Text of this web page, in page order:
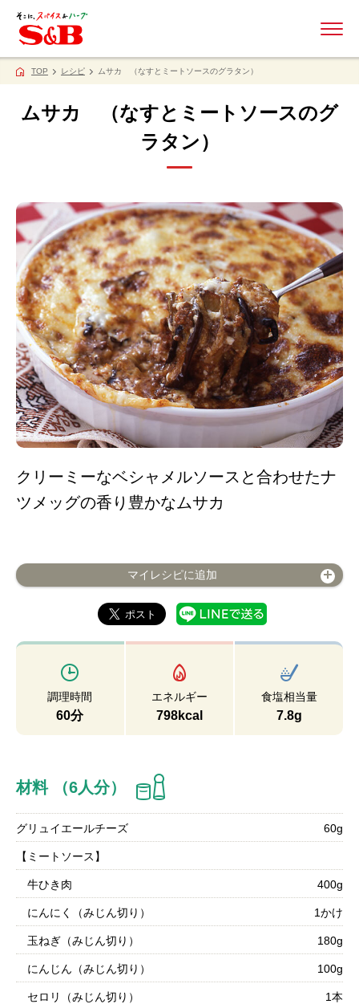
TOP レシピ ムサカ （なすとミートソースのグラタン）
ムサカ （なすとミートソースのグ
ラタン）
クリーミーなベシャメルソースと合わせたナ
ツメッグの香り豊かなムサカ
マイレシピに追加
調理時間
60分
エネルギー
798kcal
食塩相当量
7.8g
材料 （6人分）
グリュイエールチーズ 60g
【ミートソース】
牛ひき肉 400g
にんにく（みじん切り） 1かけ
玉ねぎ（みじん切り） 180g
にんじん（みじん切り） 100g
セロリ（みじん切り） 1本